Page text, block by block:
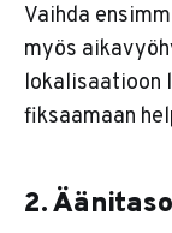
Vaihda
myös
fiksaamaan
2.